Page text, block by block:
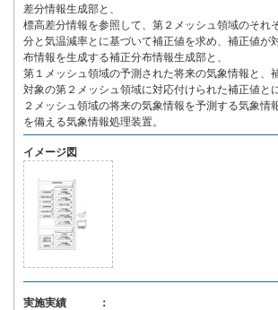
差分情報生成部と、
標高差分情報を参照して、第２メッシュ領域のそれ
分と気温減率とに基づいて補正値を求め、補正値が
布情報を生成する補正分布情報生成部と、
第１メッシュ領域の予測された将来の気象情報と、
対象の第２メッシュ領域に対応付けられた補正値と
２メッシュ領域の将来の気象情報を予測する気象情
を備える気象情報処理装置。
イメージ図
実施実績 ：